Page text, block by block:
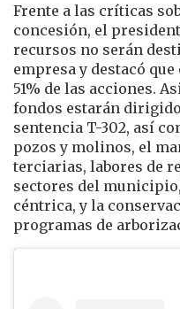
Frente a las críticas
concesión, el
recursos no serán
empresa y destacó
51% de las acciones.
fondos estarán
sentencia T-302, así
pozos y molinos, el
terciarias, labores de
sectores del
céntrica, y la
programas de